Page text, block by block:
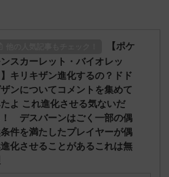
【ポケ
スカーレット・バイオレッ
】キリキザン進化するの？ドド
ンについてコメントを集めて
よ これ進化させる気ないだ
！ デスバーンはごく一部の偶
件を満たしたプレイヤーが偶
化させることがあるこれは無